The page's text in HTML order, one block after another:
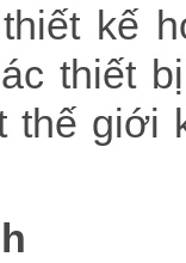
kế
thiết
thế giới